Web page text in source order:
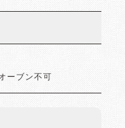
ーブン不可